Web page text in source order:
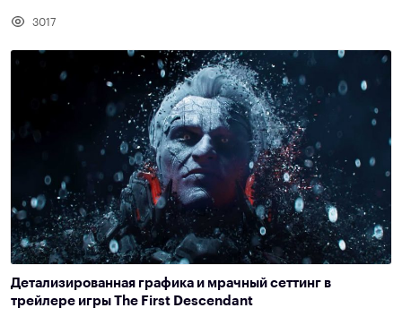
3017
Детализированная графика и мрачный сеттинг в
трейлере игры The First Descendant